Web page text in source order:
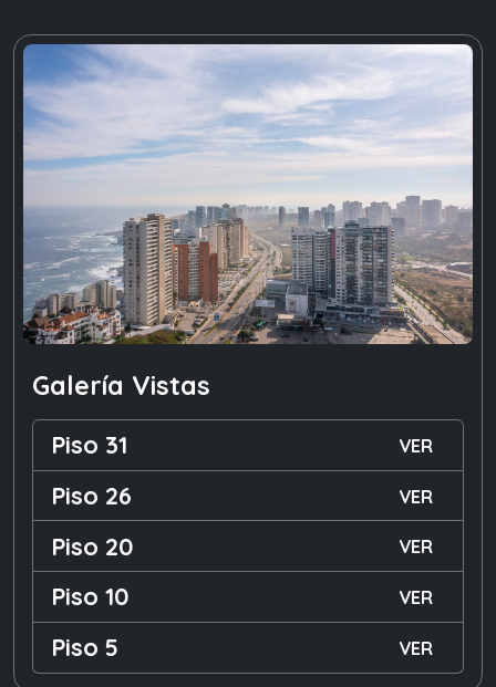
Galería Vistas
Piso 31 VER
Piso 26 VER
Piso 20 VER
Piso 10 VER
Piso 5 VER